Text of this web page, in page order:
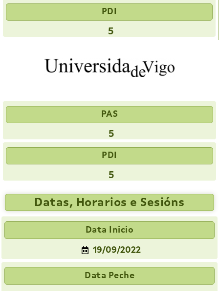
PDI
5
PAS
5
PDI
5
Datas, Horarios e Sesións
Data Inicio
19/09/2022
Data Peche